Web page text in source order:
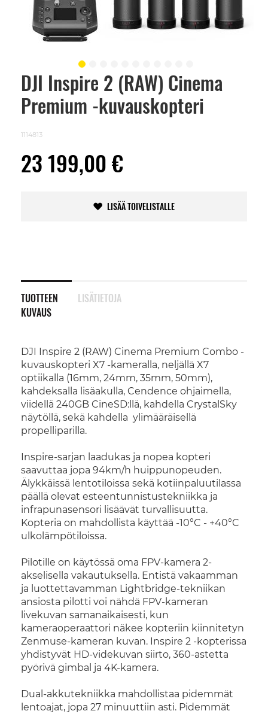
DJI Inspire 2 (RAW) Cinema
Premium -kuvauskopteri
1114813
23 199,00 €
LISÄÄ TOIVELISTALLE
TUOTTEEN
KUVAUS
DJI Inspire 2 (RAW) Cinema Premium Combo -
kuvauskopteri X7 -kameralla, neljällä X7
optiikalla (16mm, 24mm, 35mm, 50mm),
kahdeksalla lisäakulla, Cendence ohjaimella,
viidellä 240GB CineSD:llä, kahdella CrystalSky
näytöllä, sekä kahdella ylimääräisellä
propelliparilla.
Inspire-sarjan laadukas ja nopea kopteri
saavuttaa jopa 94km/h huippunopeuden.
Älykkäissä lentotiloissa sekä kotiinpaluutilassa
päällä olevat esteentunnistustekniikka ja
infrapunasensori lisäävät turvallisuutta.
Kopteria on mahdollista käyttää -10°C - +40°C
ulkolämpötiloissa.
Pilotille on käytössä oma FPV-kamera 2-
akselisella vakautuksella. Entistä vakaamman
ja luottettavamman Lightbridge-tekniikan
ansiosta pilotti voi nähdä FPV-kameran
livekuvan samanaikaisesti, kun
kameraoperaattori näkee kopteriin kiinnitetyn
Zenmuse-kameran kuvan. Inspire 2 -kopterissa
yhdistyvät HD-videkuvan siirto, 360-astetta
pyörivä gimbal ja 4K-kamera.
Dual-akkutekniikka mahdollistaa pidemmät
lentoajat, jopa 27 minuuttiin asti. Pidemmät
LISÄTIETOJA
Skip
beginning
images